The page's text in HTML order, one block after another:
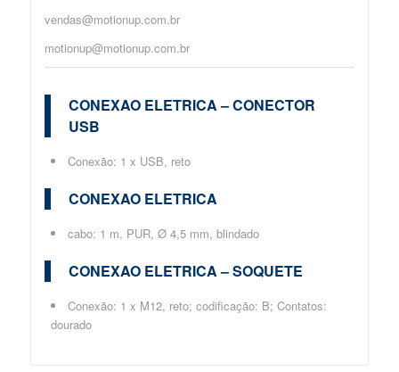
vendas@motionup.com.br
motionup@motionup.com.br
CONEXAO ELETRICA – CONECTOR
USB
Conexão: 1 x USB, reto
CONEXAO ELETRICA
cabo: 1 m, PUR, Ø 4,5 mm, blindado
CONEXAO ELETRICA – SOQUETE
Conexão: 1 x M12, reto; codificação: B; Contatos:
dourado